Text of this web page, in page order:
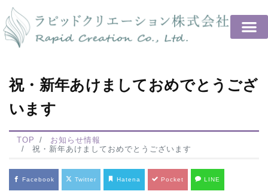
祝・新年あけましておめでとうござ
います
TOP
お知らせ情報
祝・新年あけましておめでとうございます
Facebook Twitter Hatena Pocket LINE